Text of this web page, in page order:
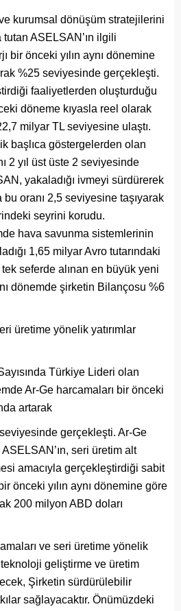
kurumsal dönüşüm stratejilerini
ASELSAN’ın ilgili
bir önceki yılın aynı dönemine
%25 seviyesinde gerçekleşti.
faaliyetlerden oluşturduğu
döneme kıyasla reel olarak
milyar TL seviyesine ulaştı.
başlıca göstergelerden olan
2 yıl üst üste 2 seviyesinde
yakaladığı ivmeyi sürdürerek
bu oranı 2,5 seviyesine taşıyarak
seyrini korudu.
hava savunma sistemlerinin
1,65 milyar Avro tutarındaki
seferde alınan en büyük yeni
dönemde şirketin Bilançosu %6
üretime yönelik yatırımlar
Türkiye Lideri olan
Ar-Ge harcamaları bir önceki
artarak
gerçekleşti. Ar-Ge
seri üretim alt
amacıyla gerçekleştirdiği sabit
önceki yılın aynı dönemine göre
200 milyon ABD doları
ve seri üretime yönelik
teknoloji geliştirme ve üretim
Şirketin sürdürülebilir
sağlayacaktır. Önümüzdeki